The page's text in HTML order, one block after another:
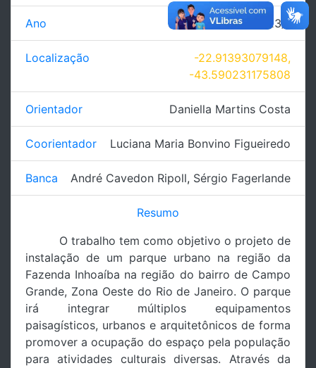
Ano 2023/1
Localização
-22.91393079148,
-43.590231175808
Orientador Daniella Martins Costa
Coorientador Luciana Maria Bonvino Figueiredo
Banca André Cavedon Ripoll, Sérgio Fagerlande
Resumo
O trabalho tem como objetivo o projeto de
instalação de um parque urbano na região da
Fazenda Inhoaíba na região do bairro de Campo
Grande, Zona Oeste do Rio de Janeiro. O parque
irá integrar múltiplos equipamentos
paisagísticos, urbanos e arquitetônicos de forma
promover a ocupação do espaço pela população
para atividades culturais diversas. Através da